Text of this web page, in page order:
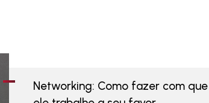
Networking: Como fazer com que